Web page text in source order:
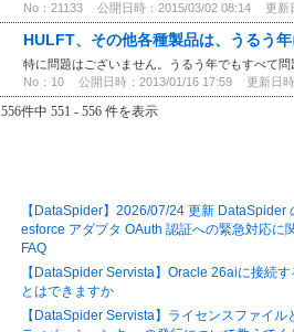
No：21133 公開日時：2015/03/02 08:14 更新
HULFT、その他各種製品は、うるう
特に問題はございません。うるう年でもすべて問
No：10 公開日時：2013/01/16 17:59 更新日
556件中 551 - 556 件を表示
【DataSpider】2026/07/24 更新 DataSpider
esforce アダプタ OAuth 認証への緊急対応に
FAQ
【DataSpider Servista】Oracle 26aiに接続す
とはできますか
【DataSpider Servista】ライセンスファイル